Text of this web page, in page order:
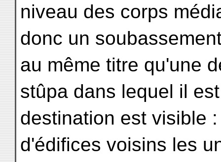
niveau des corps
donc un
au même titre qu'une
stûpa dans lequel il
destination est visible
d'édifices voisins les